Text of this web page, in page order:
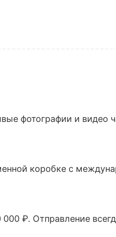
фотографии и видео
коробке с
000 ₽. Отправление